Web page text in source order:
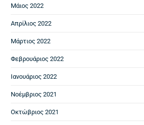
Μάιος 2022
Απρίλιος 2022
Μάρτιος 2022
Φεβρουάριος 2022
Ιανουάριος 2022
Νοέμβριος 2021
Οκτώβριος 2021